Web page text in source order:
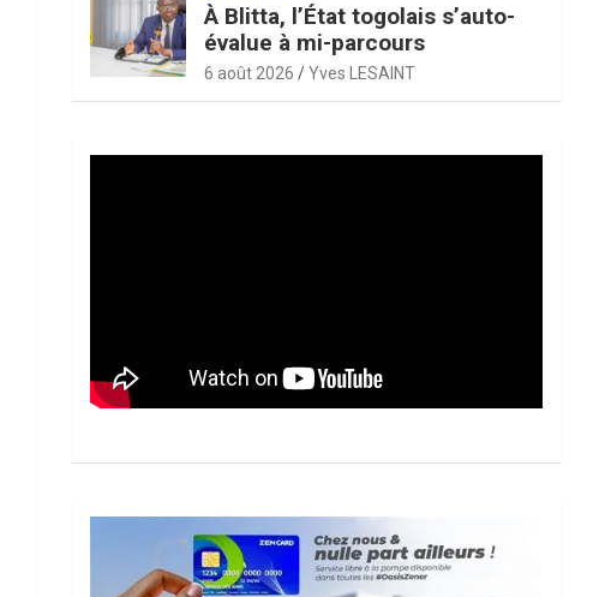
À Blitta, l’État togolais s’auto-
évalue à mi-parcours
6 août 2026 Yves LESAINT